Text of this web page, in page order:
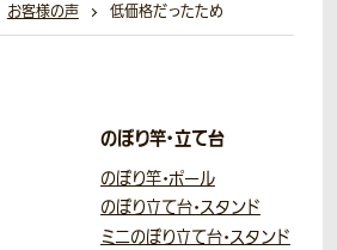
お客様の声 低価格だったため
のぼり竿・立て台
のぼり竿・ポール
のぼり立て台・スタンド
ミニのぼり立て台・スタンド